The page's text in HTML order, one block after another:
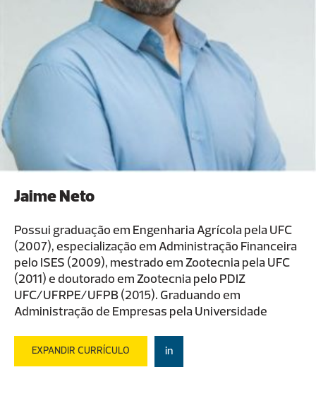
Jaime Neto
Possui graduação em Engenharia Agrícola pela UFC
(2007), especialização em Administração Financeira
pelo ISES (2009), mestrado em Zootecnia pela UFC
(2011) e doutorado em Zootecnia pelo PDIZ
UFC/UFRPE/UFPB (2015). Graduando em
Administração de Empresas pela Universidade
Pós-Graduação desde 2011. Tem experiência nas
EXPANDIR CURRÍCULO in